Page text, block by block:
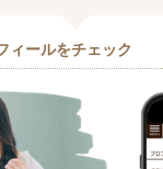
ィールをチェック